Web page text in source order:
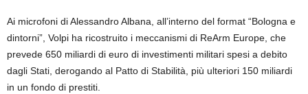
Ai microfoni di Alessandro Albana, all’interno del format “Bologna e
dintorni”, Volpi ha ricostruito i meccanismi di ReArm Europe, che
prevede 650 miliardi di euro di investimenti militari spesi a debito
dagli Stati, derogando al Patto di Stabilità, più ulteriori 150 miliardi
in un fondo di prestiti.